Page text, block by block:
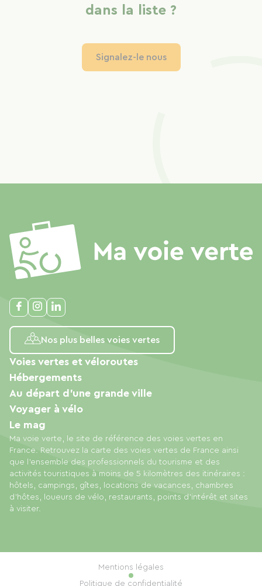
dans la liste ?
Signalez-le nous
Nos plus belles voies vertes
Ma voie verte, le site de référence des voies vertes en
France. Retrouvez la carte des voies vertes de France ainsi
que l'ensemble des professionnels du tourisme et des
activités touristiques à moins de 5 kilomètres des itinéraires :
hôtels, campings, gîtes, locations de vacances, chambres
d'hôtes, loueurs de vélo, restaurants, points d'intérêt et sites
à visiter.
Voies vertes et véloroutes
Hébergements
Au départ d'une grande ville
Voyager à vélo
Le mag
Mentions légales
Politique de confidentialité